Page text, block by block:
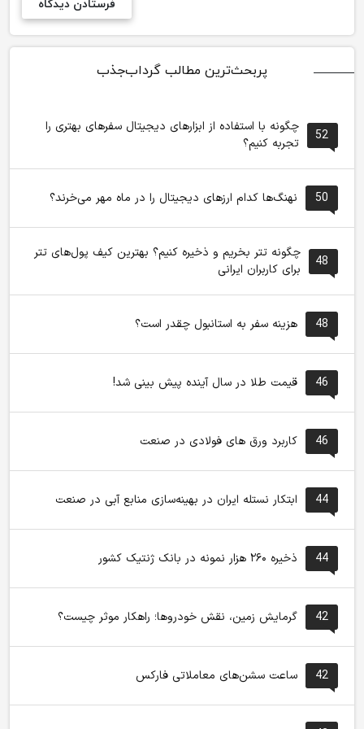
پربحث‌ترین مطالب گرداب‌جذب
52
چگونه با استفاده از ابزارهای دیجیتال سفرهای بهتری را
تجربه کنیم؟
50 نهنگ‌ها کدام ارزهای دیجیتال را در ماه مهر می‌خرند؟
48
چگونه تتر بخریم و ذخیره کنیم؟ بهترین کیف پول‌های تتر
برای کاربران ایرانی
48 هزینه سفر به استانبول چقدر است؟
46 قیمت طلا در سال آینده پیش بینی شد!
46 کاربرد ورق های فولادی در صنعت
44 ابتکار نستله ایران در بهینه‌سازی منابع آبی در صنعت
44 ذخیره ۲۶۰ هزار نمونه در بانک ژنتیک کشور
42 گرمایش زمین، نقش خودروها؛ راهکار موثر چیست؟
42 ساعت سشن‌های معاملاتی فارکس